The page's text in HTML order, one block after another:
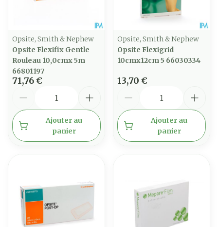
Opsite, Smith & Nephew
Opsite Flexifix Gentle
Rouleau 10,0cmx 5m
66801197
71,76 €
Ajouter au
panier
Opsite, Smith & Nephew
Opsite Flexigrid
10cmx12cm 5 66030334
13,70 €
Ajouter au
panier